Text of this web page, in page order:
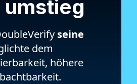
seine
dem
höhere